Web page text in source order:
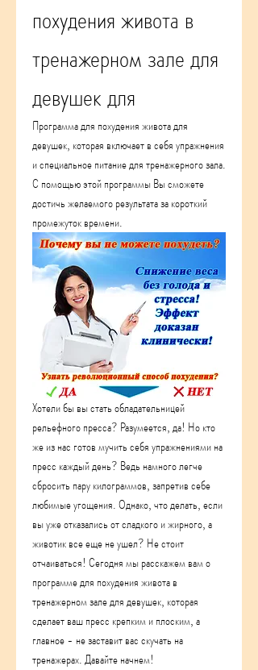
похудения живота в
тренажерном зале для
девушек для
Программа для похудения живота для
девушек, которая включает в себя упражнения
и специальное питание для тренажерного зала.
С помощью этой программы Вы сможете
достичь желаемого результата за короткий
промежуток времени.
Хотели бы вы стать обладательницей
рельефного пресса? Разумеется, да! Но кто
же из нас готов мучить себя упражнениями на
пресс каждый день? Ведь намного легче
сбросить пару килограммов, запретив себе
любимые угощения. Однако, что делать, если
вы уже отказались от сладкого и жирного, а
животик все еще не ушел? Не стоит
отчаиваться! Сегодня мы расскажем вам о
программе для похудения живота в
тренажерном зале для девушек, которая
сделает ваш пресс крепким и плоским, а
главное - не заставит вас скучать на
тренажерах. Давайте начнем!